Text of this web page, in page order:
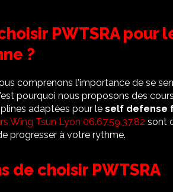
PWTSRA
?
comprenons l'importance de se
pourquoi nous proposons des
adaptées pour le self defense
Wing Tsun Lyon 06.67.59.37.82 sont
progresser à votre rythme.
de choisir PWTSRA